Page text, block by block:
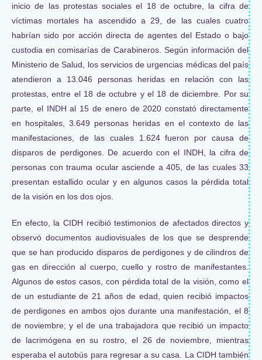
inicio de las protestas sociales el 18 de octubre, la cifra de
víctimas mortales ha ascendido a 29, de las cuales cuatro
habrían sido por acción directa de agentes del Estado o bajo
custodia en comisarías de Carabineros. Según información del
Ministerio de Salud, los servicios de urgencias médicas del país
atendieron a 13.046 personas heridas en relación con las
protestas, entre el 18 de octubre y el 18 de diciembre. Por su
parte, el INDH al 15 de enero de 2020 constató directamente
en hospitales, 3.649 personas heridas en el contexto de las
manifestaciones, de las cuales 1.624 fueron por causa de
disparos de perdigones. De acuerdo con el INDH, la cifra de
personas con trauma ocular asciende a 405, de las cuales 33
presentan estallido ocular y en algunos casos la pérdida total
de la visión en los dos ojos.
En efecto, la CIDH recibió testimonios de afectados directos y
observó documentos audiovisuales de los que se desprende
que se han producido disparos de perdigones y de cilindros de
gas en dirección al cuerpo, cuello y rostro de manifestantes.
Algunos de estos casos, con pérdida total de la visión, como el
de un estudiante de 21 años de edad, quien recibió impactos
de perdigones en ambos ojos durante una manifestación, el 8
de noviembre; y el de una trabajadora que recibió un impacto
de lacrimógena en su rostro, el 26 de noviembre, mientras
esperaba el autobús para regresar a su casa. La CIDH también